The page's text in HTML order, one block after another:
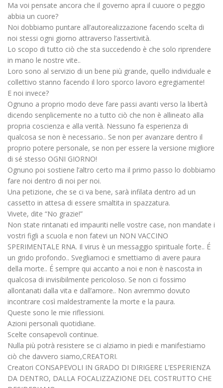
Ma voi pensate ancora che il governo apra il cuuore o peggio
abbia un cuore?
Noi dobbiamo puntare all’autorealizzazione facendo scelta di
noi stessi ogni giorno attraverso l’assertività.
Lo scopo di tutto ciò che sta succedendo è che solo riprendere
in mano le nostre vite..
Loro sono al servizio di un bene più grande, quello individuale e
collettivo stanno facendo il loro sporco lavoro egregiamente!
E noi invece?
Ognuno a proprio modo deve fare passi avanti verso la libertà
dicendo senplicemente no a tutto ciò che non è allineato alla
propria coscienza e alla verità. Nessuno fa esperienza di
qualcosa se non è necessario.. Se non per avanzare dentro il
proprio potere personale, se non per essere la versione migliore
di sé stesso OGNI GIORNO!
Ognuno poi sostiene l’altro certo ma il primo passo lo dobbiamo
fare noi dentro di noi per noi.
Una petizione, che se ci va bene, sarà infilata dentro ad un
cassetto in attesa di essere smaltita in spazzatura.
Vivete, dite “No grazie!”
Non state rintanati ed impauriti nelle vostre case, non mandate i
vostri figli a scuola e non fatevi un NON VACCINO
SPERIMENTALE RNA. Il virus è un messaggio spirituale forte.. É
un grido profondo.. Svegliamoci e smettiamo di avere paura
della morte.. É sempre qui accanto a noi e non è nascosta in
qualcosa di invisibilmente pericoloso. Se non ci fossimo
allontanati dalla vita e dall’amore.. Non avremmo dovuto
incontrare così maldestramente la morte e la paura.
Queste sono le mie riflessioni.
Azioni personali quotidiane.
Scelte consapevoli continue.
Nulla più potrà resistere se ci alziamo in piedi e manifestiamo
ciò che davvero siamo,CREATORI.
Creatori CONSAPEVOLI IN GRADO DI DIRIGERE L’ESPERIENZA
DA DENTRO, DALLA FOCALIZZAZIONE DEL COSTRUTTO CHE